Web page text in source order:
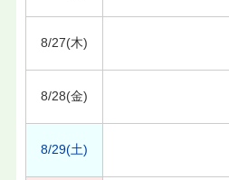
8/27(木)
8/28(金)
8/29(土)